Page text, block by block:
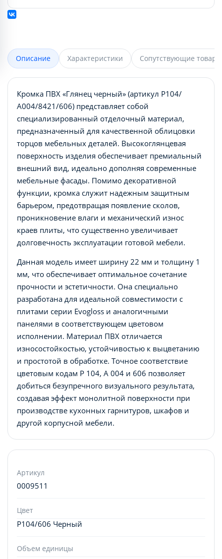
Описание Характеристики Сопутствующие товары
Кромка ПВХ «Глянец черный» (артикул Р104/
А004/8421/606) представляет собой
специализированный отделочный материал,
предназначенный для качественной облицовки
торцов мебельных деталей. Высокоглянцевая
поверхность изделия обеспечивает премиальный
внешний вид, идеально дополняя современные
мебельные фасады. Помимо декоративной
функции, кромка служит надежным защитным
барьером, предотвращая появление сколов,
проникновение влаги и механический износ
краев плиты, что существенно увеличивает
долговечность эксплуатации готовой мебели.
Данная модель имеет ширину 22 мм и толщину 1
мм, что обеспечивает оптимальное сочетание
прочности и эстетичности. Она специально
разработана для идеальной совместимости с
плитами серии Evogloss и аналогичными
панелями в соответствующем цветовом
исполнении. Материал ПВХ отличается
износостойкостью, устойчивостью к выцветанию
и простотой в обработке. Точное соответствие
цветовым кодам P 104, A 004 и 606 позволяет
добиться безупречного визуального результата,
создавая эффект монолитной поверхности при
производстве кухонных гарнитуров, шкафов и
другой корпусной мебели.
Артикул
0009511
Цвет
P104/606 Черный
Объем единицы